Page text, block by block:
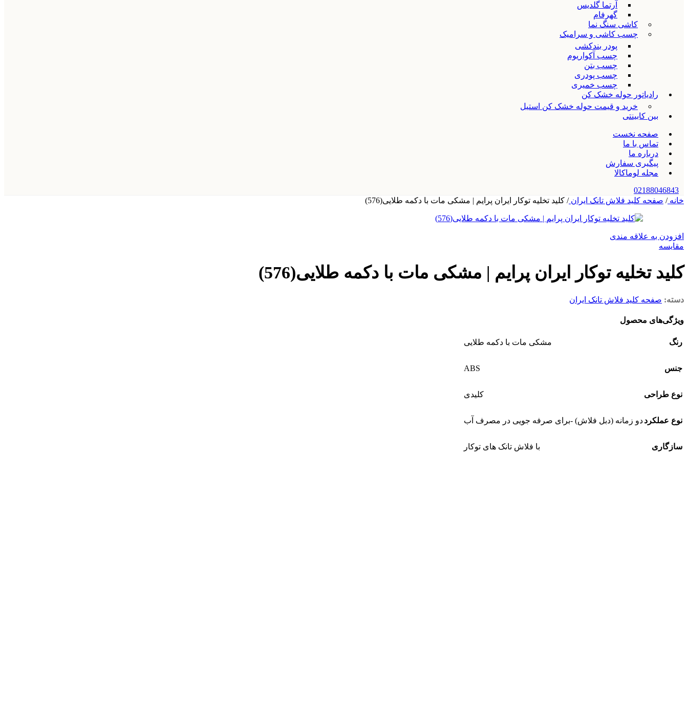
آرتما گلدیس
گهرفام
کاشی سنگ نما
چسب کاشی و سرامیک
پودر بندکشی
چسب آکواریوم
چسب بتن
چسب پودری
چسب خمیری
رادیاتور حوله خشک کن
خرید و قیمت حوله خشک کن استیل
بین کابینتی
صفحه نخست
تماس با ما
درباره ما
پیگیری سفارش
مجله لوماکالا
02188046843
خانه/ صفحه کلید فلاش تانک ایران/ کلید تخلیه توکار ایران پرایم | مشکی مات با دکمه طلایی(576)
افزودن به علاقه مندی
مقایسه
کلید تخلیه توکار ایران پرایم | مشکی مات با دکمه طلایی(576)
دسته: صفحه کلید فلاش تانک ایران
ویژگی‌های محصول
رنگ مشکی مات با دکمه طلایی
جنس ABS
نوع طراحی کلیدی
نوع عملکرددو زمانه (دبل فلاش) -برای صرفه جویی در مصرف آب
سازگاری با فلاش تانک های توکار